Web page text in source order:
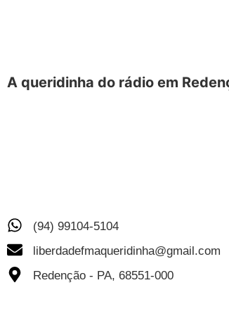
A queridinha do rádio em
(94) 99104-5104
liberdadefmaqueridinha@gmail.com
Redenção - PA, 68551-000